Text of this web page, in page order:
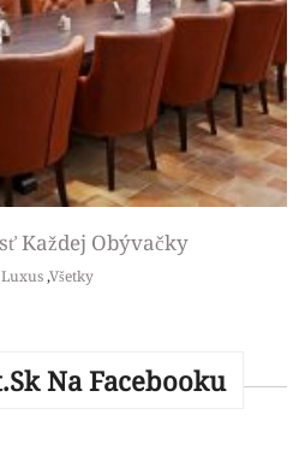
Každej Obývačky
Luxus,Všetky
Na Facebooku